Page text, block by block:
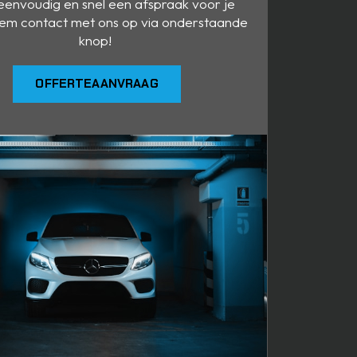
contact met ons op via onderstaande
knop!
OFFERTEAANVRAAG